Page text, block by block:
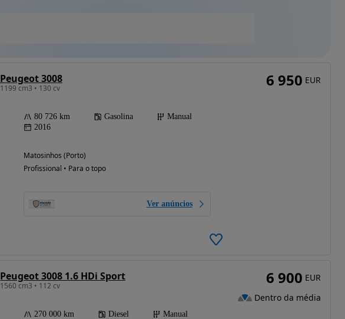
Peugeot 3008
1199 cm3 • 130 cv
80 726 km Gasolina
Manual
2016
Matosinhos (Porto)
Profissional • Para o topo
Ver anúncios
6 950 EUR
Peugeot 3008 1.6 HDi Sport
1560 cm3 • 112 cv
270 000 km Diesel
Manual
6 900 EUR
Dentro da média